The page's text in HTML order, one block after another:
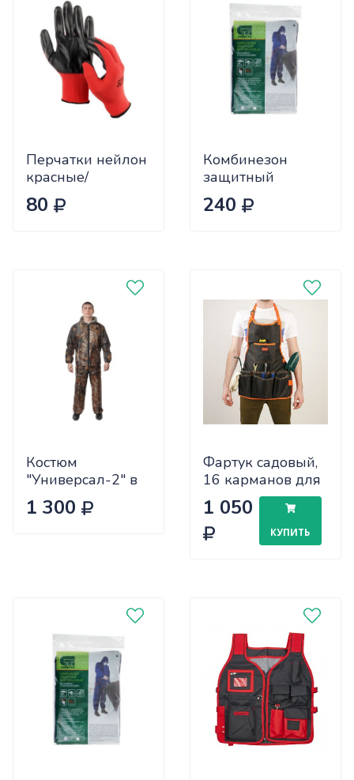
Перчатки нейлон
красные/
коричневые с
резиновым
80
Комбинезон
защитный
СТАНДАРТ для
малярных работ
240
Костюм
"Универсал-2" в
сумке, размер/
рост 44-46/170-
1 300
Фартук садовый,
16 карманов для
инструмента
1 050
КУПИТЬ